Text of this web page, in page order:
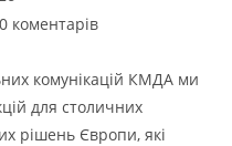
0 коментарів
комунікацій КМДА ми
для столичних
рішень Європи, які